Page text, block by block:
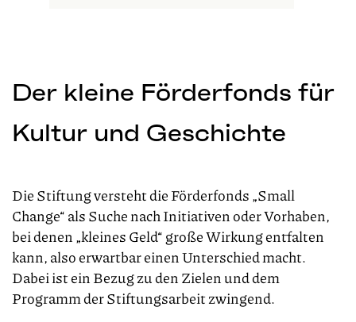
Der kleine Förderfonds für
Kultur und Geschichte
Die Stiftung versteht die Förderfonds „Small
Change“ als Suche nach Initiativen oder Vorhaben,
bei denen „kleines Geld“ große Wirkung entfalten
kann, also erwartbar einen Unterschied macht.
Dabei ist ein Bezug zu den Zielen und dem
Programm der Stiftungsarbeit zwingend.